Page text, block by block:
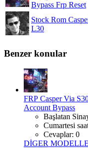
Bypass Frp Reset
Stock Rom
L30
Benzer konular
FRP Casper Via
Account Bypass
Başlatan
Cumartesi
Cevaplar: 0
DİGER